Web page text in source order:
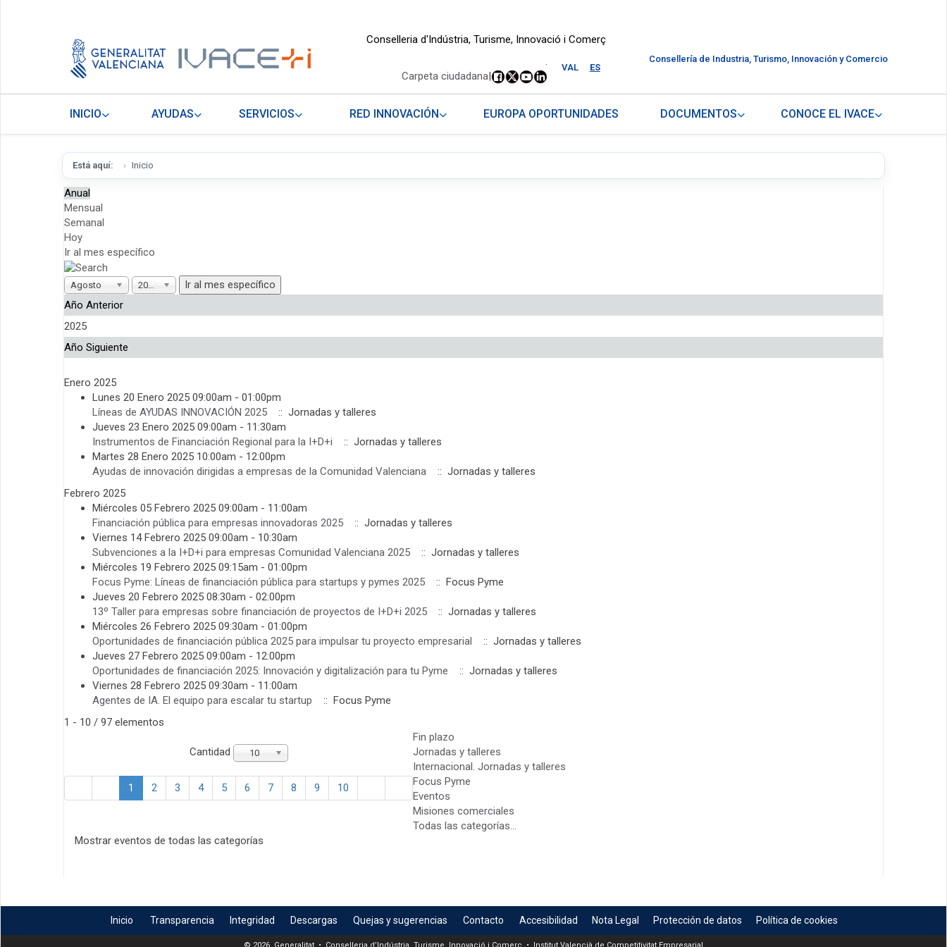
Conselleria d'Indústria, Turisme, Innovació i Comerç
VAL ES
.
Carpeta ciudadana|
Consellería de Industria, Turismo, Innovación y Comercio
INICIO AYUDAS SERVICIOS RED INNOVACIÓN EUROPA OPORTUNIDADES DOCUMENTOS CONOCE EL IVACE
Está aquí: Inicio
Anual
Mensual
Semanal
Hoy
Ir al mes específico
Agosto 2025
Ir al mes específico
Año Anterior
2025
Año Siguiente
Enero 2025
Lunes 20 Enero 2025 09:00am - 01:00pm
Líneas de AYUDAS INNOVACIÓN 2025
:: Jornadas y talleres
Jueves 23 Enero 2025 09:00am - 11:30am
Instrumentos de Financiación Regional para la I+D+i
:: Jornadas y talleres
Martes 28 Enero 2025 10:00am - 12:00pm
Ayudas de innovación dirigidas a empresas de la Comunidad Valenciana
:: Jornadas y talleres
Febrero 2025
Miércoles 05 Febrero 2025 09:00am - 11:00am
Financiación pública para empresas innovadoras 2025
:: Jornadas y talleres
Viernes 14 Febrero 2025 09:00am - 10:30am
Subvenciones a la I+D+i para empresas Comunidad Valenciana 2025
:: Jornadas y talleres
Miércoles 19 Febrero 2025 09:15am - 01:00pm
Focus Pyme: Líneas de financiación pública para startups y pymes 2025
:: Focus Pyme
Jueves 20 Febrero 2025 08:30am - 02:00pm
13º Taller para empresas sobre financiación de proyectos de I+D+i 2025
:: Jornadas y talleres
Miércoles 26 Febrero 2025 09:30am - 01:00pm
Oportunidades de financiación pública 2025 para impulsar tu proyecto empresarial
:: Jornadas y talleres
Jueves 27 Febrero 2025 09:00am - 12:00pm
Oportunidades de financiación 2025: Innovación y digitalización para tu Pyme
:: Jornadas y talleres
Viernes 28 Febrero 2025 09:30am - 11:00am
Agentes de IA. El equipo para escalar tu startup
:: Focus Pyme
Pagination List Limit
1 - 10 / 97 elementos
Cantidad 10
1 2 3 4 5 6 7 8 9 10
Fin plazo
Jornadas y talleres
Internacional. Jornadas y talleres
Focus Pyme
Eventos
Misiones comerciales
Todas las categorías...
Mostrar eventos de todas las categorías
Inicio Transparencia Integridad Descargas Quejas y sugerencias Contacto Accesibilidad Nota Legal Protección de datos Política de cookies
© 2026, Generalitat • Conselleria d’Indústria, Turisme, Innovació i Comerç • Institut Valencià de Competitivitat Empresarial